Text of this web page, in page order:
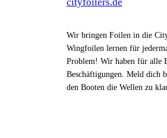
Wir bringen Foilen in die
Wingfoilen lernen für
Problem! Wir haben für alle
Beschäftigungen. Meld dich
den Booten die Wellen zu